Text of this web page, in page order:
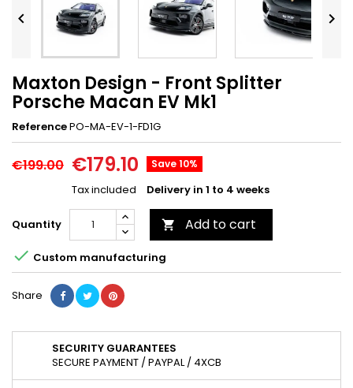
 
Maxton Design - Front Splitter
Porsche Macan EV Mk1
ReferencePO-MA-EV-1-FD1G
€199.00 €179.10 Save 10%
Tax included Delivery in 1 to 4 weeks
Quantity  Add to cart
 Custom manufacturing
Share
SECURITY GUARANTEES
SECURE PAYMENT / PAYPAL / 4XCB